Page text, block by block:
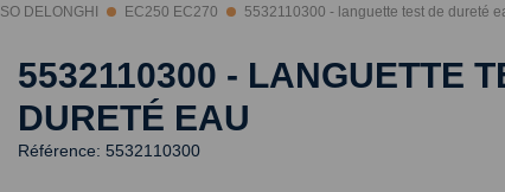
DELONGHI EC250 EC270 5532110300 - languette test de dureté
5532110300 - LANGUETTE
DURETÉ EAU
Référence: 5532110300